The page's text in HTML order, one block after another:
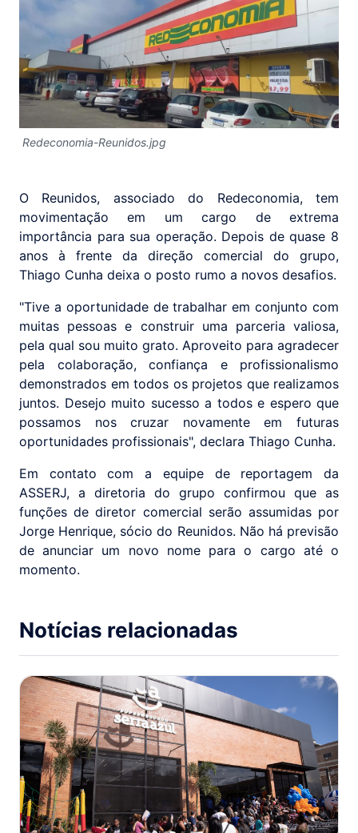
Redeconomia-Reunidos.jpg
O Reunidos, associado do Redeconomia, tem
movimentação em um cargo de extrema
importância para sua operação. Depois de quase 8
anos à frente da direção comercial do grupo,
Thiago Cunha deixa o posto rumo a novos desafios.
"Tive a oportunidade de trabalhar em conjunto com
muitas pessoas e construir uma parceria valiosa,
pela qual sou muito grato. Aproveito para agradecer
pela colaboração, confiança e profissionalismo
demonstrados em todos os projetos que realizamos
juntos. Desejo muito sucesso a todos e espero que
possamos nos cruzar novamente em futuras
oportunidades profissionais", declara Thiago Cunha.
Em contato com a equipe de reportagem da
ASSERJ, a diretoria do grupo confirmou que as
funções de diretor comercial serão assumidas por
Jorge Henrique, sócio do Reunidos. Não há previsão
de anunciar um novo nome para o cargo até o
momento.
Notícias relacionadas